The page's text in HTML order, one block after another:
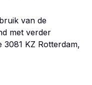
van de
met verder
KZ Rotterdam,